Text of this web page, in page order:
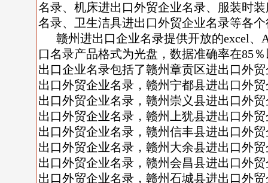
名录、机床进出口外贸企业名录、服装时
名录、卫生洁具进出口外贸企业名录等各
赣州进出口企业名录提供开放的excel、
口名录产品格式为光盘，数据准确率在85
出口企业名录包括了赣州章贡区进出口外
出口外贸企业名录，赣州宁都县进出口外
出口外贸企业名录，赣州崇义县进出口外
出口外贸企业名录，赣州上犹县进出口外
出口外贸企业名录，赣州信丰县进出口外
出口外贸企业名录，赣州大余县进出口外
出口外贸企业名录，赣州会昌县进出口外
出口外贸企业名录，赣州石城县进出口外